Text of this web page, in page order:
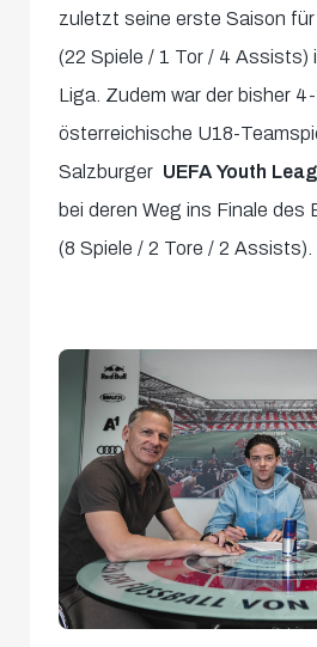
zuletzt seine erste Saison für
(22 Spiele / 1 Tor / 4 Assists)
Liga. Zudem war der bisher
österreichische U18-
Salzburger UEFA Youth
bei deren Weg ins Finale des
(8 Spiele / 2 Tore / 2 Assists).